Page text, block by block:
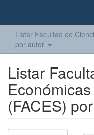
Listar Facultad de
por autor
Listar
(FACES)